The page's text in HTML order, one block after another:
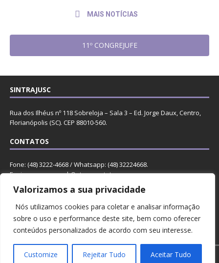
Valorizamos a sua privacidade
Nós utilizamos cookies para coletar e analisar informação
sobre o uso e performance deste site, bem como oferecer
conteúdos personalizados de acordo com seu interesse.
Customize Rejeitar Tudo Aceitar Tudo
MAIS NOTÍCIAS
11º CONGREJUFE
SINTRAJUSC
Rua dos Ilhéus nº 118 Sobreloja – Sala 3 – Ed. Jorge Daux, Centro,
Florianópolis (SC). CEP 88010-560.
CONTATOS
Fone: (48) 3222-4668 / Whatsapp: (48) 32224668.
Enviar mensagem. |Outros contatos.
REDES
Copyright © 2023 Sintrajusc.